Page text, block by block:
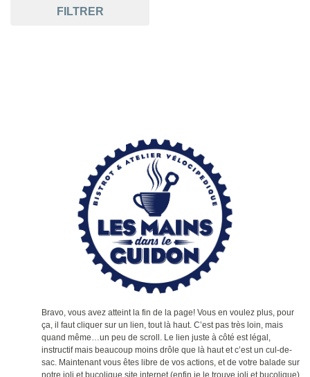
FILTRER
Bravo, vous avez atteint la fin de la page! Vous en voulez plus, pour
ça, il faut cliquer sur un lien, tout là haut. C’est pas très loin, mais
quand même…un peu de scroll. Le lien juste à côté est légal,
instructif mais beaucoup moins drôle que là haut et c’est un cul-de-
sac. Maintenant vous êtes libre de vos actions, et de votre balade sur
notre joli et bucolique site internet (enfin je le trouve joli et bucolique).